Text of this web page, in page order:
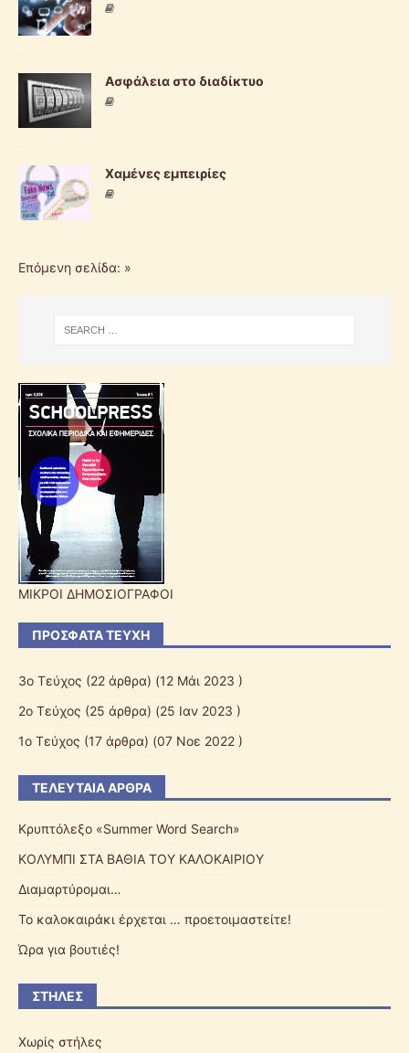
Ασφάλεια στο διαδίκτυο
Χαμένες εμπειρίες
Επόμενη σελίδα: »
ΜΙΚΡΟΙ ΔΗΜΟΣΙΟΓΡΑΦΟΙ
ΠΡΌΣΦΑΤΑ ΤΕΎΧΗ
3o Τεύχος (22 άρθρα) (12 Μάι 2023 )
2o Τεύχος (25 άρθρα) (25 Ιαν 2023 )
1ο Τεύχος (17 άρθρα) (07 Νοε 2022 )
ΤΕΛΕΥΤΑΊΑ ΆΡΘΡΑ
Κρυπτόλεξο «Summer Word Search»
ΚΟΛΥΜΠΙ ΣΤΑ ΒΑΘΙΑ ΤΟΥ ΚΑΛΟΚΑΙΡΙΟΥ
Διαμαρτύρομαι…
Το καλοκαιράκι έρχεται … προετοιμαστείτε!
Ώρα για βουτιές!
ΣΤΉΛΕΣ
Χωρίς στήλες